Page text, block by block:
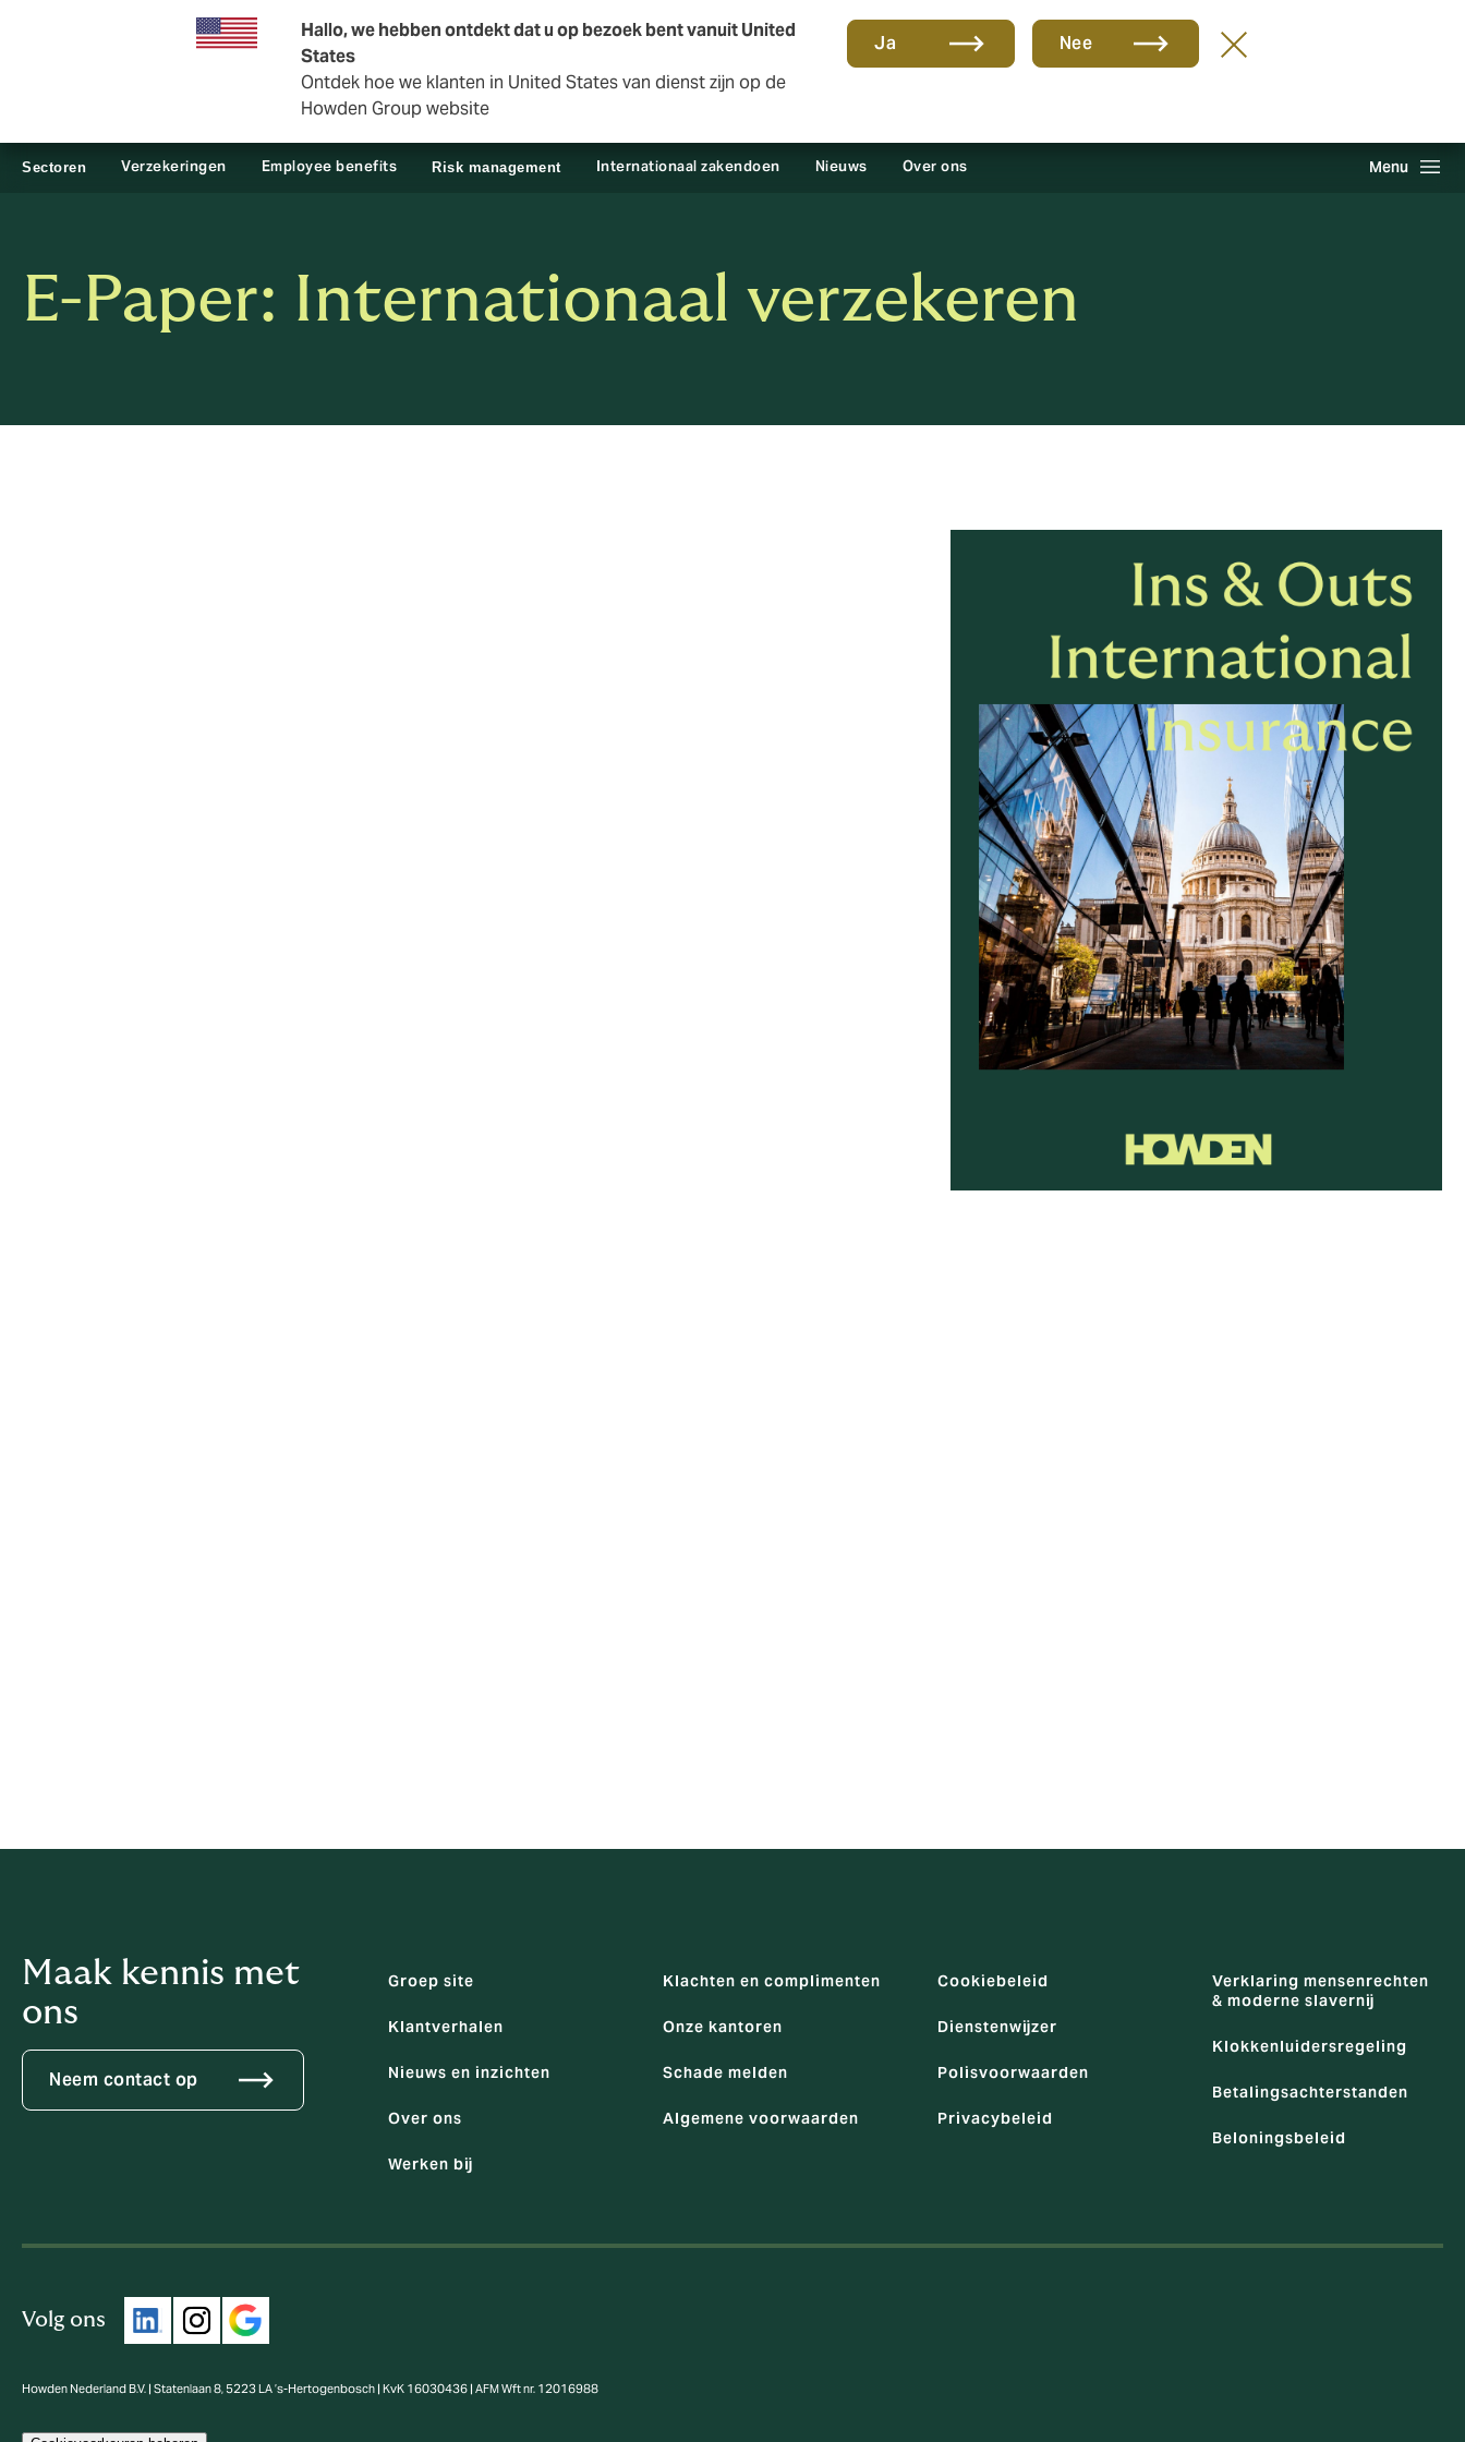
Hallo, we hebben ontdekt dat u op bezoek bent vanuit United
States
Ontdek hoe we klanten in United States van dienst zijn op de
Howden Group website
Ja Nee
Private Insurance
Sectoren Verzekeringen Employee benefits Risk management Internationaal zakendoen Nieuws Over ons Menu
E-Paper: Internationaal verzekeren
Maak kennis met
ons
Neem contact op
Groep site
Klantverhalen
Nieuws en inzichten
Over ons
Werken bij
Klachten en complimenten
Onze kantoren
Schade melden
Algemene voorwaarden
Cookiebeleid
Dienstenwijzer
Polisvoorwaarden
Privacybeleid
Verklaring mensenrechten
& moderne slavernij
Klokkenluidersregeling
Betalingsachterstanden
Beloningsbeleid
Volg ons
Howden Nederland B.V. | Statenlaan 8, 5223 LA ’s-Hertogenbosch | KvK 16030436 | AFM Wft nr. 12016988